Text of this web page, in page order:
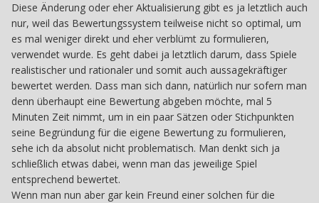
Diese Änderung oder eher Aktualisierung gibt es ja letztlich auch
nur, weil das Bewertungssystem teilweise nicht so optimal, um
es mal weniger direkt und eher verblümt zu formulieren,
verwendet wurde. Es geht dabei ja letztlich darum, dass Spiele
realistischer und rationaler und somit auch aussagekräftiger
bewertet werden. Dass man sich dann, natürlich nur sofern man
denn überhaupt eine Bewertung abgeben möchte, mal 5
Minuten Zeit nimmt, um in ein paar Sätzen oder Stichpunkten
seine Begründung für die eigene Bewertung zu formulieren,
sehe ich da absolut nicht problematisch. Man denkt sich ja
schließlich etwas dabei, wenn man das jeweilige Spiel
entsprechend bewertet.
Wenn man nun aber gar kein Freund einer solchen für die